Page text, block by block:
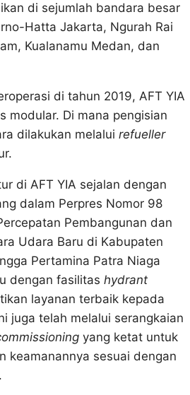
di sejumlah bandara besar
Hatta Jakarta, Ngurah Rai
Kualanamu Medan, dan
di tahun 2019, AFT YIA
modular. Di mana pengisian
dilakukan melalui refueller
di AFT YIA sejalan dengan
dalam Perpres Nomor 98
Pembangunan dan
Udara Baru di Kabupaten
Pertamina Patra Niaga
dengan fasilitas hydrant
layanan terbaik kepada
juga telah melalui serangkaian
yang ketat untuk
keamanannya sesuai dengan